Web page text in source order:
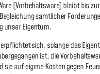
(Vorbehaltsware) bleibt bis zur
sämtlicher
unser Eigentum.
sich, solange das
ist, die
sie auf eigene Kosten gegen